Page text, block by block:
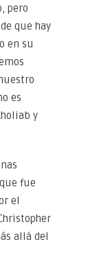
pero
que hay
en su
es
y
fue
el
allá del